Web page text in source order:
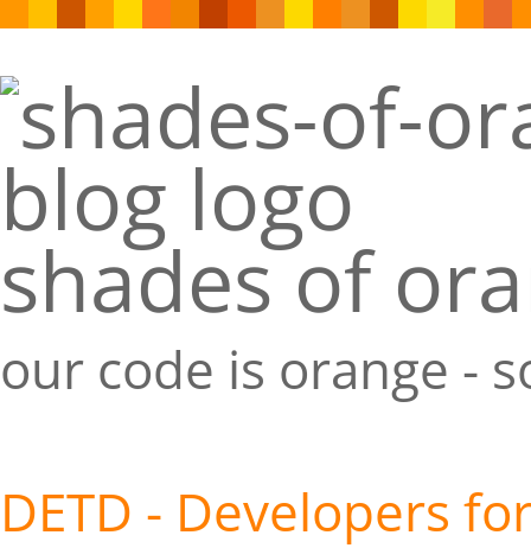
shades of
our code is orange -
DETD - Developers